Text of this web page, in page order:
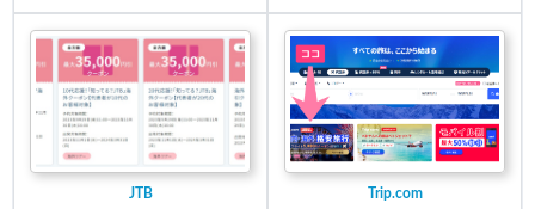
JTB Trip.com